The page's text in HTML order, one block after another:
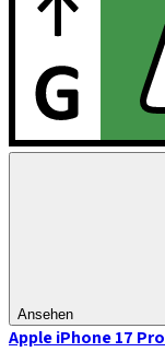
Ansehen
Apple iPhone 17 Pro